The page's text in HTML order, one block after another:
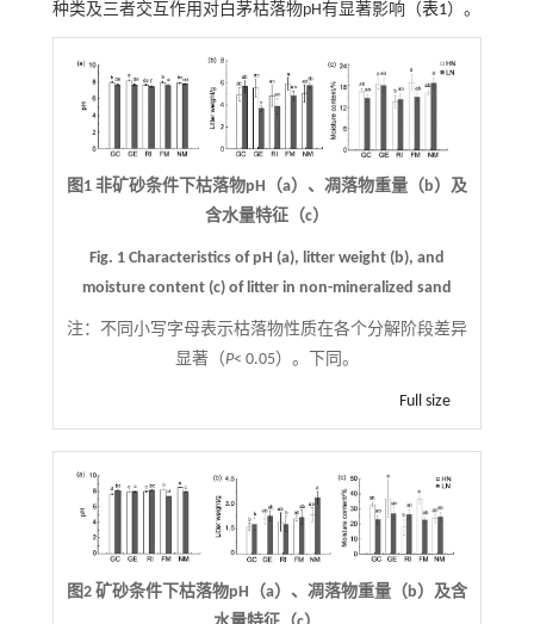
种类及三者交互作用对白茅枯落物pH有显著影响（表1）。
图1 非矿砂条件下枯落物pH（a）、凋落物重量（b）及
含水量特征（c）
Fig. 1 Characteristics of pH (a), litter weight (b), and
moisture content (c) of litter in non-mineralized sand
注： 不同小写字母表示枯落物性质在各个分解阶段差异
显著（P< 0.05）。下同。
Full size
图2 矿砂条件下枯落物pH（a）、凋落物重量（b）及含